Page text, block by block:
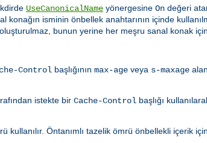
UseCanonicalName yönergesine On değeri
isminin önbellek anahtarının içinde
bunun yerine her meşru sanal konak
Control başlığının max-age veya s-maxage
istekte bir Cache-Control başlığı
kullanılır. Öntanımlı tazelik ömrü önbellekli içerik